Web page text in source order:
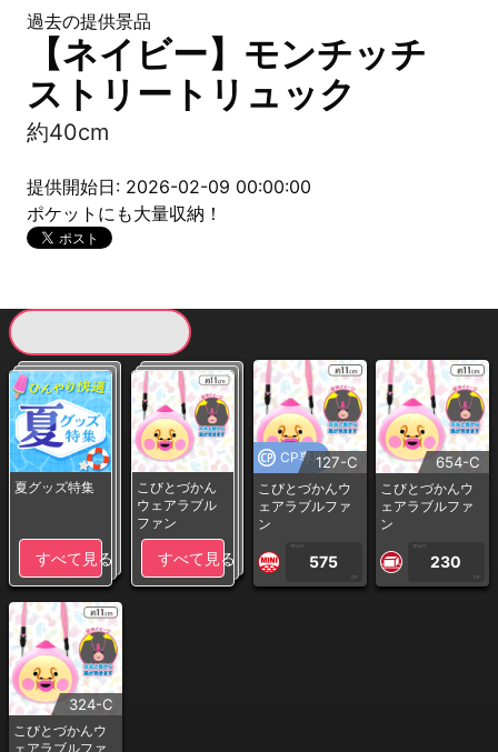
過去の提供景品
【ネイビー】モンチッチ
ストリートリュック
約40cm
提供開始日: 2026-02-09 00:00:00
ポケットにも大量収納！
夏グッズ特集
すべて見る
こびとづかん
ウェアラブル
ファン
すべて見る
CP専用127-C
こびとづかんウ
ェアラブルファ
ン
1PLAY
575
CP
654-C
こびとづかんウ
ェアラブルファ
ン
1PLAY
230
CP
324-C
こびとづかんウ
ェアラブルファ